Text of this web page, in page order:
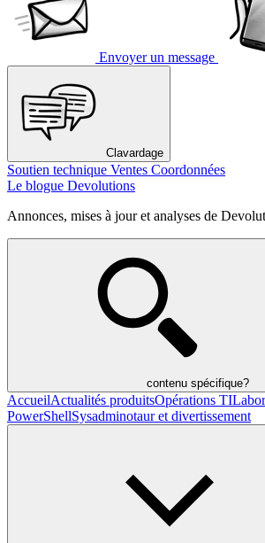
Envoyer un message
Clavardage
Soutien technique Ventes Coordonnées
Le blogue Devolutions
Annonces, mises à jour et analyses de
contenu spécifique?
AccueilActualités produitsOpérations TI
PowerShellSysadminotaur et divertissement